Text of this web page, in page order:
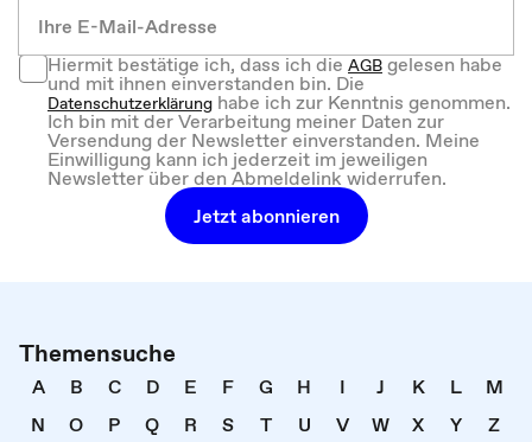
Hiermit bestätige ich, dass ich dieAGBgelesen habe
und mit ihnen einverstanden bin. Die
Datenschutzerklärung habe ich zur Kenntnis genommen.
Ich bin mit der Verarbeitung meiner Daten zur
Versendung der Newsletter einverstanden. Meine
Einwilligung kann ich jederzeit im jeweiligen
Newsletter über den Abmeldelink widerrufen.
Jetzt abonnieren
Themensuche
A B C D E F G H I J K L
M
N
O P Q R S T U V W X Y
Z